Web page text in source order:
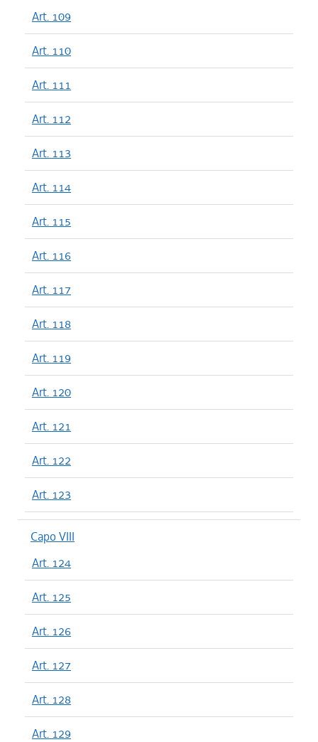
Art. 109
Art. 110
Art. 111
Art. 112
Art. 113
Art. 114
Art. 115
Art. 116
Art. 117
Art. 118
Art. 119
Art. 120
Art. 121
Art. 122
Art. 123
Capo VIII
Art. 124
Art. 125
Art. 126
Art. 127
Art. 128
Art. 129